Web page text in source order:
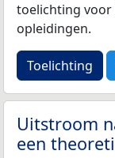
toelichting voor
opleidingen.
Toelichting
Uitstroom
een